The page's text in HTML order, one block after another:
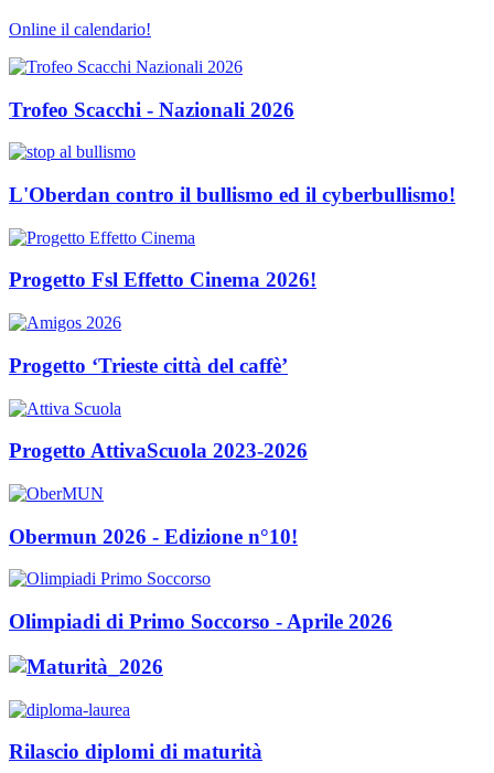
Online il calendario!
Trofeo Scacchi - Nazionali 2026
L'Oberdan contro il bullismo ed il cyberbullismo!
Progetto Fsl Effetto Cinema 2026!
Progetto ‘Trieste città del caffè’
Progetto AttivaScuola 2023-2026
Obermun 2026 - Edizione n°10!
Olimpiadi di Primo Soccorso - Aprile 2026
Rilascio diplomi di maturità